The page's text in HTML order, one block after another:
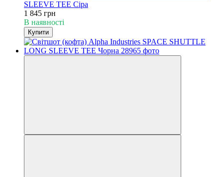
SLEEVE TEE Сіра
1 845 грн
В наявності
Купити